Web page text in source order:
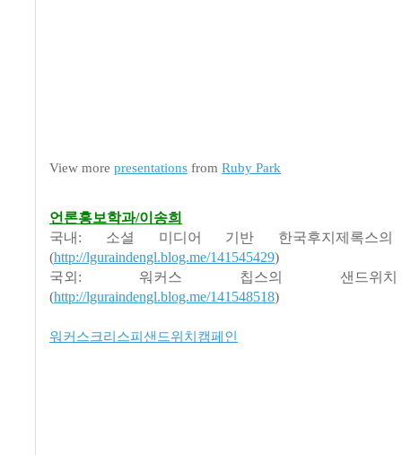
View more presentations from Ruby Park
언론홍보학과/이송희
국내: 소셜 미디어 기반 한국후지제록스
(http://lguraindengl.blog.me/141545429)
국외: 워커스 칩스의 샌드위
(http://lguraindengl.blog.me/141548518)
워커스크리스피샌드위치캠페인